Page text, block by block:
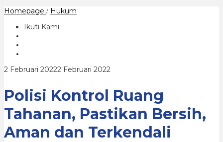
Homepage / Hukum
Terkendali
Ikuti Kami
2 Februari 20222 Februari 2022
Polisi Kontrol Ruang
Tahanan, Pastikan Bersih,
Aman dan Terkendali